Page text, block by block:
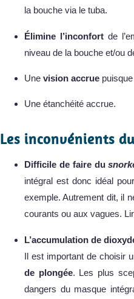
la bouche via le tuba.
Élimine l’inconfort de
niveau de la bouche et/ou
Une vision accrue
Une étanchéité accrue.
Les inconvénients
Difficile de faire du
intégral est donc idéal
exemple. Autrement dit, il
courants ou aux vagues.
L’accumulation de
Il est important de choisir
de plongée. Les plus
dangers du masque